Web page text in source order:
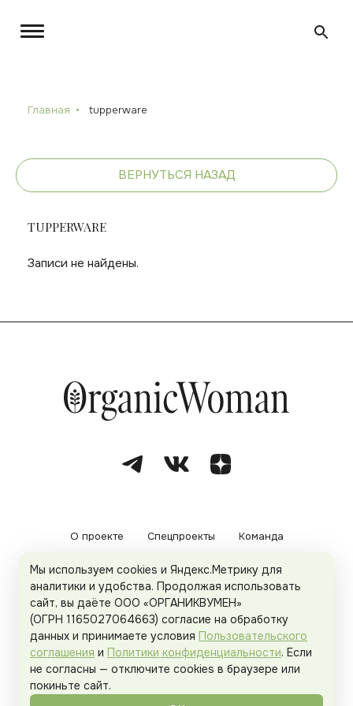
Главная tupperware
ВЕРНУТЬСЯ НАЗАД
TUPPERWARE
Записи не найдены.
О проекте Спецпроекты Команда
Рекламодателям Политика конфиденциальности
Пользовательское соглашение
Organicwoman.ru . Все права защищены.
Мы используем cookies и Яндекс.Метрику для
аналитики и удобства. Продолжая использовать
сайт, вы даёте ООО «ОРГАНИКВУМЕН»
(ОГРН 1165027064663) согласие на обработку
данных и принимаете условия Пользовательского
соглашения и Политики конфиденциальности. Если
не согласны — отключите cookies в браузере или
покиньте сайт.